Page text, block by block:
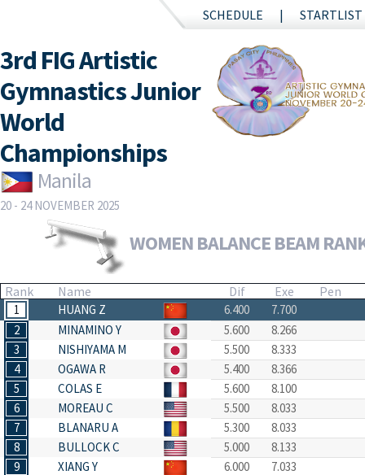
SCHEDULE STARTLIST
3rd FIG Artistic
Gymnastics Junior
World
Championships
Manila
20 - 24 NOVEMBER 2025
WOMEN BALANCE BEAM
Rank Name Dif Exe Pen
1 HUANG Z 6.400
7.700
2
MINAMINO Y 5.600
8.266
3
NISHIYAMA M 5.500
8.333
4
OGAWA R 5.400
8.366
5
COLAS E 5.600
8.100
6
MOREAU C 5.500
8.033
7
BLANARU A 5.300
8.033
8
BULLOCK C 5.000
8.133
9
XIANG Y 6.000
7.033